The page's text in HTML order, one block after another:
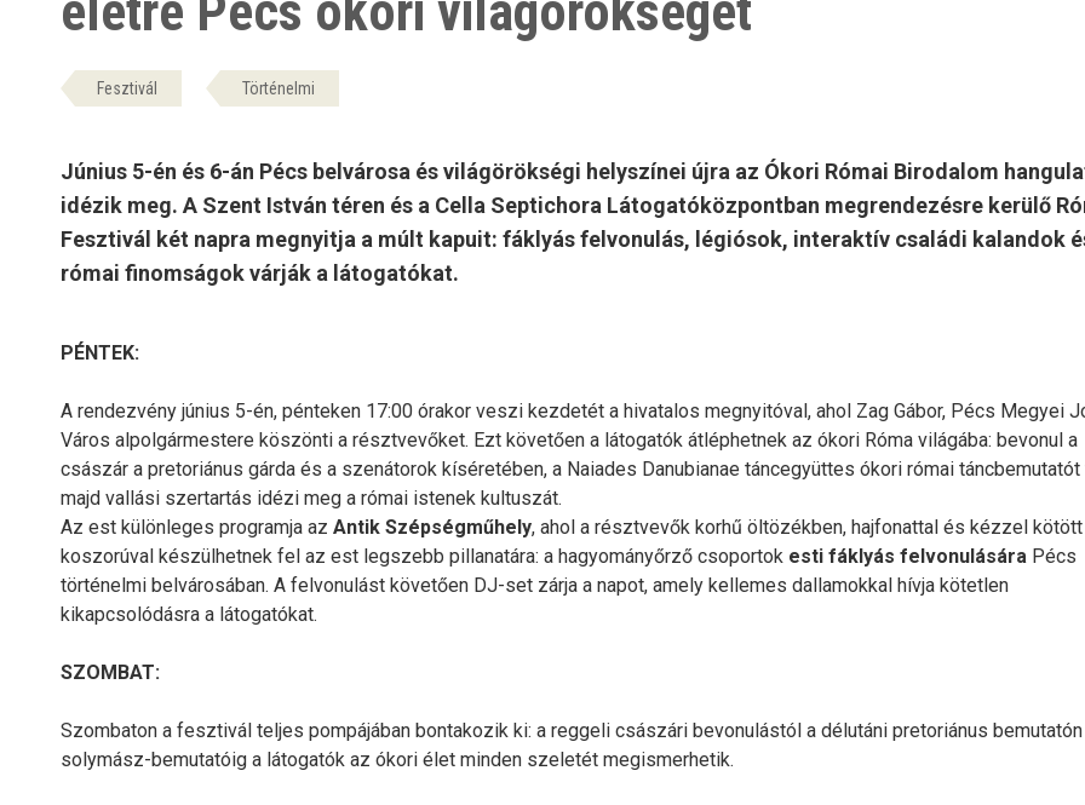
Fesztivál Történelmi
Június 5-én és 6-án Pécs belvárosa és világörökségi helyszínei újra az Ókori Római Birodalom
idézik meg. A Szent István téren és a Cella Septichora Látogatóközpontban megrendezésre kerülő
Fesztivál két napra megnyitja a múlt kapuit: fáklyás felvonulás, légiósok, interaktív családi kalandok
római finomságok várják a látogatókat.
PÉNTEK:
A rendezvény június 5-én, pénteken 17:00 órakor veszi kezdetét a hivatalos megnyitóval, ahol Zag Gábor, Pécs Megyei
Város alpolgármestere köszönti a résztvevőket. Ezt követően a látogatók átléphetnek az ókori Róma világába: bevonul a
császár a pretoriánus gárda és a szenátorok kíséretében, a Naiades Danubianae táncegyüttes ókori római táncbemutatót
majd vallási szertartás idézi meg a római istenek kultuszát.
Az est különleges programja az Antik Szépségműhely, ahol a résztvevők korhű öltözékben, hajfonattal és kézzel kötött
koszorúval készülhetnek fel az est legszebb pillanatára: a hagyományőrző csoportok esti fáklyás felvonulására Pécs
történelmi belvárosában. A felvonulást követően DJ-set zárja a napot, amely kellemes dallamokkal hívja kötetlen
kikapcsolódásra a látogatókat.
SZOMBAT:
Szombaton a fesztivál teljes pompájában bontakozik ki: a reggeli császári bevonulástól a délutáni pretoriánus bemutatón
solymász-bemutatóig a látogatók az ókori élet minden szeletét megismerhetik.